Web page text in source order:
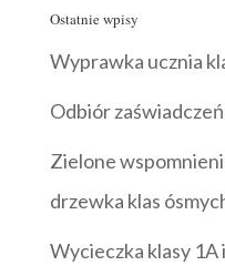
Ostatnie wpisy
Wyprawka ucznia
Odbiór
Zielone
drzewka klas
Wycieczka klasy